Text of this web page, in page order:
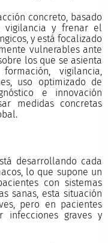
concreto, basado
vigilancia y frenar el
y está focalizado
vulnerables ante
los que se asienta
vigilancia,
uso optimizado de
e innovación
medidas concretas
desarrollando cada
lo que supone un
con sistemas
sanas, esta situación
pero en pacientes
infecciones graves y